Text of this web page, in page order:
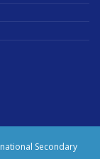
Secondary